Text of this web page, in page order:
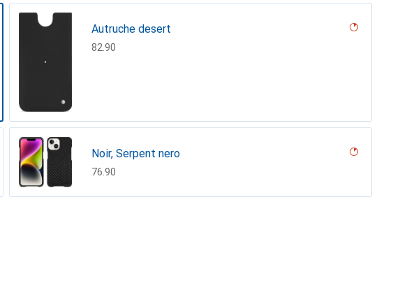
Autruche desert
CHF
82.90
Noir, Serpent nero
CHF
76.90